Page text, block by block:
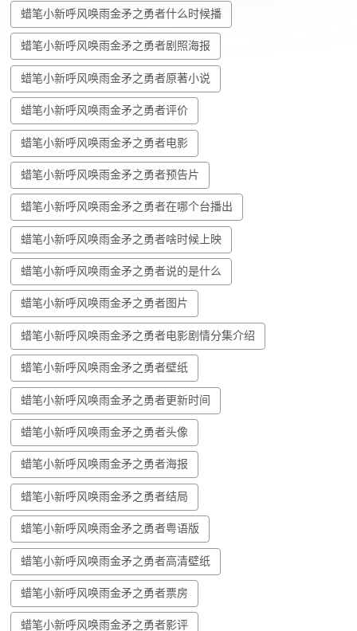
蜡笔小新呼风唤雨金矛之勇者什么时候播
蜡笔小新呼风唤雨金矛之勇者剧照海报
蜡笔小新呼风唤雨金矛之勇者原著小说
蜡笔小新呼风唤雨金矛之勇者评价
蜡笔小新呼风唤雨金矛之勇者电影
蜡笔小新呼风唤雨金矛之勇者预告片
蜡笔小新呼风唤雨金矛之勇者在哪个台播出
蜡笔小新呼风唤雨金矛之勇者啥时候上映
蜡笔小新呼风唤雨金矛之勇者说的是什么
蜡笔小新呼风唤雨金矛之勇者图片
蜡笔小新呼风唤雨金矛之勇者电影剧情分集介绍
蜡笔小新呼风唤雨金矛之勇者壁纸
蜡笔小新呼风唤雨金矛之勇者更新时间
蜡笔小新呼风唤雨金矛之勇者头像
蜡笔小新呼风唤雨金矛之勇者海报
蜡笔小新呼风唤雨金矛之勇者结局
蜡笔小新呼风唤雨金矛之勇者粤语版
蜡笔小新呼风唤雨金矛之勇者高清壁纸
蜡笔小新呼风唤雨金矛之勇者票房
蜡笔小新呼风唤雨金矛之勇者影评